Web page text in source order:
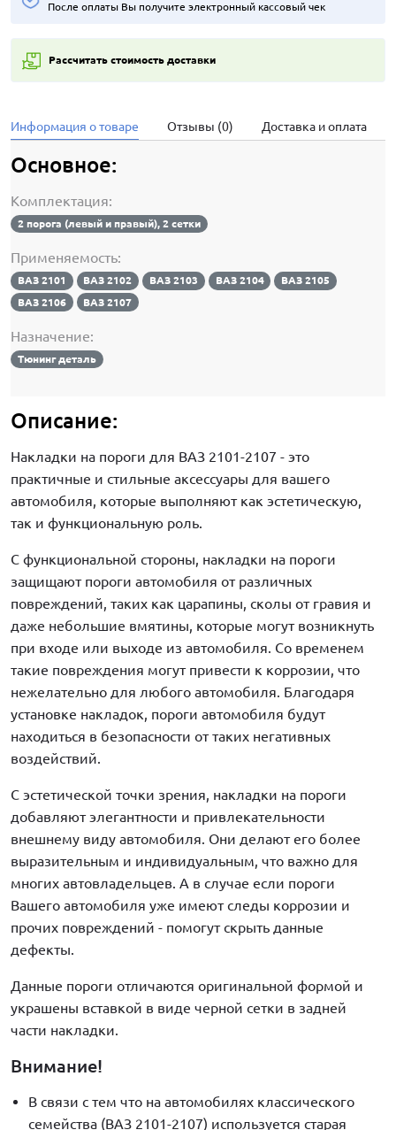
После оплаты Вы получите электронный кассовый чек
Рассчитать стоимость доставки
Информация о товаре Отзывы (0) Доставка и оплата
Основное:
Комплектация:
2 порога (левый и правый), 2 сетки
Применяемость:
ВАЗ 2101 ВАЗ 2102 ВАЗ 2103 ВАЗ 2104
ВАЗ 2105
ВАЗ 2106
ВАЗ 2107
Назначение:
Тюнинг деталь
Описание:
Накладки на пороги для ВАЗ 2101-2107 - это
практичные и стильные аксессуары для вашего
автомобиля, которые выполняют как эстетическую,
так и функциональную роль.
С функциональной стороны, накладки на пороги
защищают пороги автомобиля от различных
повреждений, таких как царапины, сколы от гравия и
даже небольшие вмятины, которые могут возникнуть
при входе или выходе из автомобиля. Со временем
такие повреждения могут привести к коррозии, что
нежелательно для любого автомобиля. Благодаря
установке накладок, пороги автомобиля будут
находиться в безопасности от таких негативных
воздействий.
С эстетической точки зрения, накладки на пороги
добавляют элегантности и привлекательности
внешнему виду автомобиля. Они делают его более
выразительным и индивидуальным, что важно для
многих автовладельцев. А в случае если пороги
Вашего автомобиля уже имеют следы коррозии и
прочих повреждений - помогут скрыть данные
дефекты.
Данные пороги отличаются оригинальной формой и
украшены вставкой в виде черной сетки в задней
части накладки.
Внимание!
В связи с тем что на автомобилях классического
семейства (ВАЗ 2101-2107) используется старая